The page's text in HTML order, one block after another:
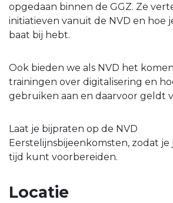
opgedaan binnen de GGZ. Ze
initiatieven vanuit de NVD en hoe
baat bij hebt.
Ook bieden we als NVD het
trainingen over digitalisering en
gebruiken aan en daarvoor geldt
Laat je bijpraten op de NVD
Eerstelijnsbijeenkomsten, zodat je
tijd kunt voorbereiden.
Locatie